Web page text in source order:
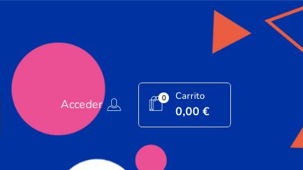
Acceder 0 Carrito
0,00€